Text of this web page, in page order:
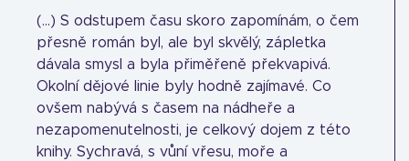
(...) S odstupem času skoro zapomínám, o čem
přesně román byl, ale byl skvělý, zápletka
dávala smysl a byla přiměřeně překvapivá.
Okolní dějové linie byly hodně zajímavé. Co
ovšem nabývá s časem na nádheře a
nezapomenutelnosti, je celkový dojem z této
knihy. Sychravá, s vůní vřesu, moře a